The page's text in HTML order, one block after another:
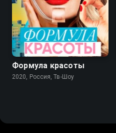
7.8
Формула красоты
2020, Россия, Тв-Шоу